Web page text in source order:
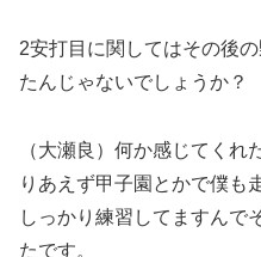
2安打目に関してはその後
たんじゃないでしょうか？
（大瀬良）何か感じてくれ
りあえず甲子園とかで僕も
しっかり練習してますんで
たです。